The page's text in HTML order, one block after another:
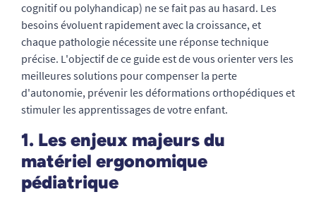
cognitif ou polyhandicap) ne se fait pas au hasard. Les
besoins évoluent rapidement avec la croissance, et
chaque pathologie nécessite une réponse technique
précise. L'objectif de ce guide est de vous orienter vers les
meilleures solutions pour compenser la perte
d'autonomie, prévenir les déformations orthopédiques et
stimuler les apprentissages de votre enfant.
1. Les enjeux majeurs du
matériel ergonomique
pédiatrique